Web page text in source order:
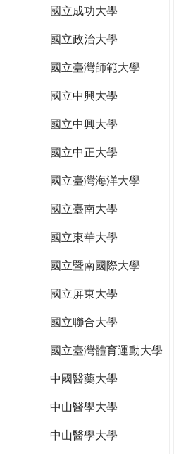
國立成功大學
國立政治大學
國立臺灣師範大學
國立中興大學
國立中興大學
國立中正大學
國立臺灣海洋大學
國立臺南大學
國立東華大學
國立暨南國際大學
國立屏東大學
國立聯合大學
國立臺灣體育運動大學
中國醫藥大學
中山醫學大學
中山醫學大學